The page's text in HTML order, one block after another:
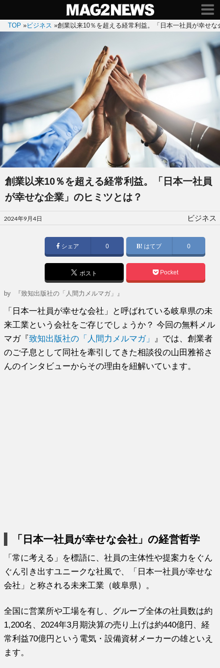
TOP »ビジネス »創業以来10％を超える経常利益。「日本一社員が幸せ
創業以来10％を超える経常利益。「日本一社員
が幸せな企業」のヒミツとは？
投
稿
2024年9月4日 ビジネス
シェア 0 はてブ 0
ポスト Pocket
by 『致知出版社の「人間力メルマガ」』
「日本一社員が幸せな会社」と呼ばれている岐阜県の未
来工業という会社をご存じでしょうか？ 今回の無料メル
マガ『致知出版社の「人間力メルマガ」
』では、創業者
のご子息として同社を牽引してきた相談役の山田雅裕さ
んのインタビューからその理由を紐解いています。
「日本一社員が幸せな会社」の経営哲学
「常に考える」を標語に、社員の主体性や提案力をぐん
ぐん引き出すユニークな社風で、「日本一社員が幸せな
会社」と称される未来工業（岐阜県）。
全国に営業所や工場を有し、グループ全体の社員数は約
1,200名、2024年3月期決算の売り上げは約440億円、経
常利益70億円という電気・設備資材メーカーの雄といえ
ます。